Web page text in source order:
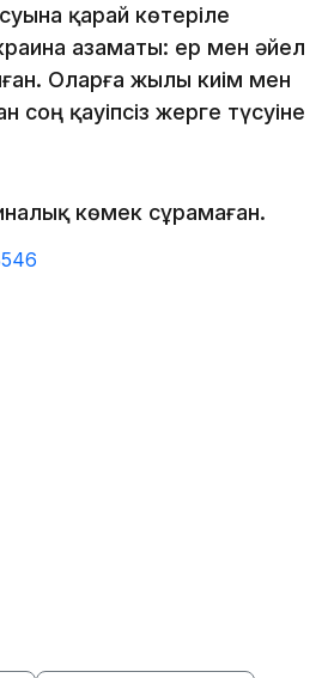
қарай көтеріле
азаматы: ер мен әйел
Оларға жылы киім мен
соң қауіпсіз жерге түсуіне
көмек сұрамаған.